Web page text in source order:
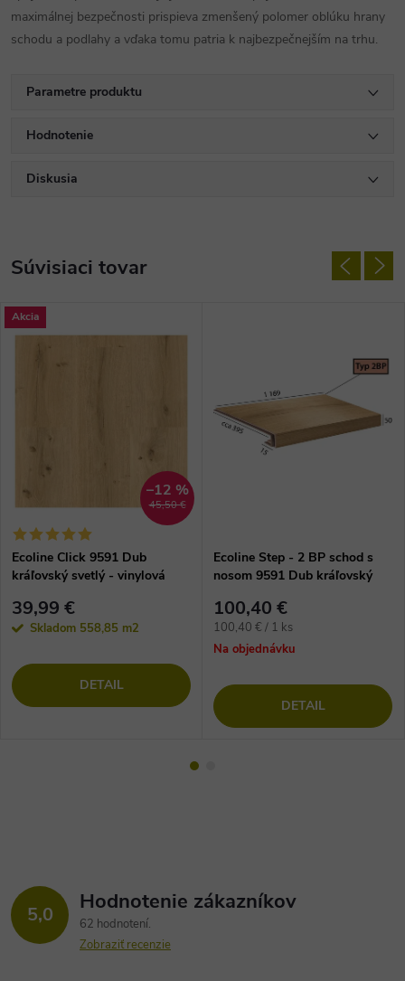
maximálnej bezpečnosti prispieva zmenšený polomer oblúku hrany
schodu a podlahy a vďaka tomu patria k najbezpečnejším na trhu.
Parametre produktu
Hodnotenie
Diskusia
Súvisiaci tovar
Akcia
45,50 €
–12 %
Ecoline Click 9591 Dub
kráľovský svetlý - vinylová
39,99 €
Skladom 558,85 m2
DETAIL
Ecoline Step - 2 BP schod s
nosom 9591 Dub kráľovský
100,40 €
Jednotková
cena:
100,40 € / 1 ks
Na objednávku
DETAIL
5,0 Hodnotenie zákazníkov
62 hodnotení
Zobraziť recenzie